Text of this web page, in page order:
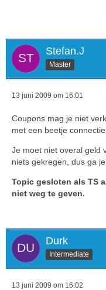
Stefan.J
Master
13 juni 2009 om 16:01
Coupons mag je niet
met een beetje
Je moet niet overal geld
niets gekregen, dus ga
Topic gesloten als TS
niet weg te geven.
Durk
Intermediate
13 juni 2009 om 16:02